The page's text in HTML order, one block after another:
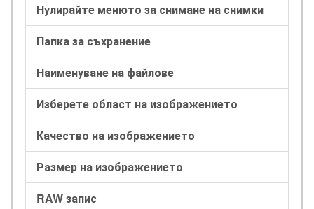
Нулирайте менюто за снимане на снимки
Папка за съхранение
Наименуване на файлове
Изберете област на изображението
Качество на изображението
Размер на изображението
RAW запис